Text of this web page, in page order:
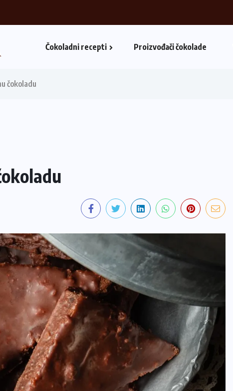
Čokoladni recepti Proizvođači čokolade
čokoladu